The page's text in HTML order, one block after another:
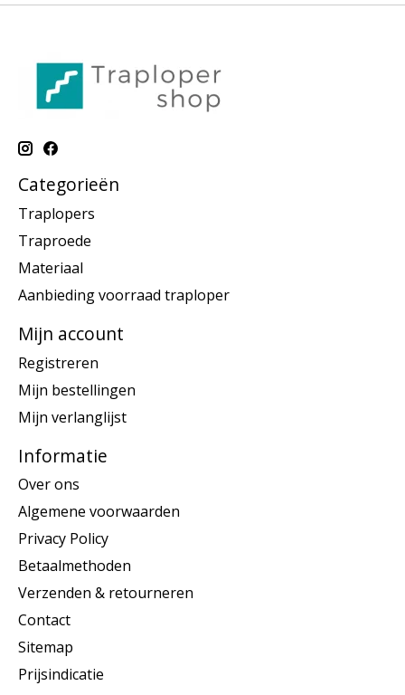
Categorieën
Traplopers
Traproede
Materiaal
Aanbieding voorraad traploper
Mijn account
Registreren
Mijn bestellingen
Mijn verlanglijst
Informatie
Over ons
Algemene voorwaarden
Privacy Policy
Betaalmethoden
Verzenden & retourneren
Contact
Sitemap
Prijsindicatie